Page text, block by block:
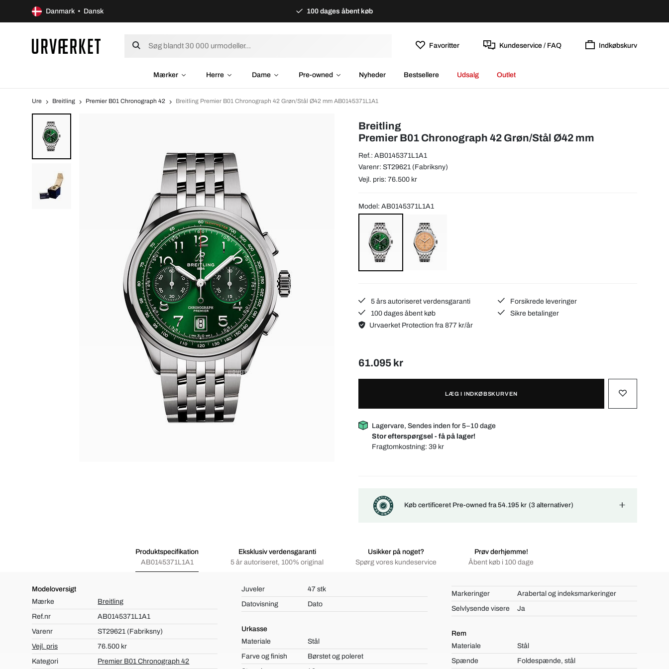
Danmark • Dansk 100 dages åbent køb
Favoritter Kundeservice / FAQ Indkøbskurv
Mærker Herre Dame Pre-owned Nyheder Bestsellere Udsalg Outlet
Ure Breitling Premier B01 Chronograph 42 Breitling Premier B01 Chronograph 42 Grøn/Stål Ø42 mm AB0145371L1A1
Breitling
Premier B01 Chronograph 42 Grøn/Stål Ø42 mm
Ref.: AB0145371L1A1
Varenr: ST29621 (Fabriksny)
Vejl. pris: 76.500 kr
Model: AB0145371L1A1
5 års autoriseret verdensgaranti
Forsikrede leveringer
100 dages åbent køb
Sikre betalinger
Urvaerket Protection fra 877 kr/år
61.095 kr
LÆG I INDKØBSKURVEN
Lagervare, Sendes inden for 5–10 dage
Stor efterspørgsel - få på lager!
Fragtomkostning:39 kr
Køb certificeret Pre-owned fra 54.195 kr (3 alternativer)
Produktspecifikation
AB0145371L1A1
Eksklusiv verdensgaranti
5 år autoriseret, 100% original
Usikker på noget?
Spørg vores kundeservice
Prøv derhjemme!
Åbent køb i 100 dage
Modeloversigt
Mærke
Breitling
Ref.nr
AB0145371L1A1
Varenr
ST29621 (Fabriksny)
Vejl. pris
76.500 kr
Kategori
Premier B01 Chronograph 42
Juveler
47 stk
Datovisning
Dato
Urkasse
Materiale
Stål
Farve og finish
Børstet og poleret
Markeringer
Arabertal og indeksmarkeringer
Selvlysende visere
Ja
Rem
Materiale
Stål
Spænde
Foldespænde, stål